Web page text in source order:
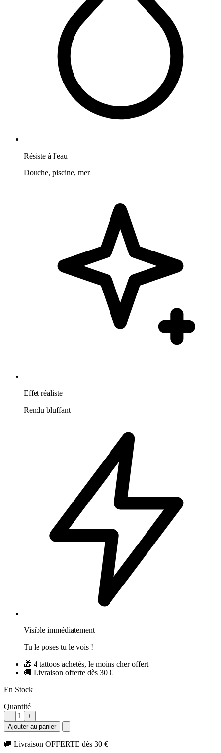
Résiste à l'eau
Douche, piscine, mer
Effet réaliste
Rendu bluffant
Visible immédiatement
Tu le poses tu le vois !
🎁 4 tattoos achetés, le moins cher offert
🚚 Livraison offerte dès 30 €
En Stock
Quantité
− 1
+
Ajouter au panier
🚚 Livraison OFFERTE dès 30 €